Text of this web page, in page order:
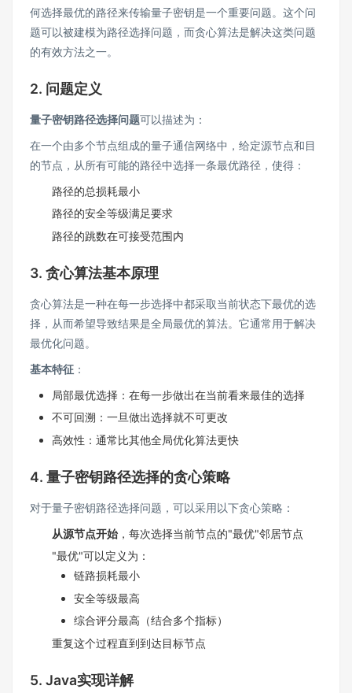
何选择最优的路径来传输量子密钥是一个重要问题。这个问
题可以被建模为路径选择问题，而贪心算法是解决这类问题
的有效方法之一。
2. 问题定义
量子密钥路径选择问题可以描述为：
在一个由多个节点组成的量子通信网络中，给定源节点和目
的节点，从所有可能的路径中选择一条最优路径，使得：
路径的总损耗最小
路径的安全等级满足要求
路径的跳数在可接受范围内
3. 贪心算法基本原理
贪心算法是一种在每一步选择中都采取当前状态下最优的选
择，从而希望导致结果是全局最优的算法。它通常用于解决
最优化问题。
基本特征 ：
局部最优选择：在每一步做出在当前看来最佳的选择
不可回溯：一旦做出选择就不可更改
高效性：通常比其他全局优化算法更快
4. 量子密钥路径选择的贪心策略
对于量子密钥路径选择问题，可以采用以下贪心策略：
从源节点开始 ，每次选择当前节点的"最优"邻居节点
"最优"可以定义为：
链路损耗最小
安全等级最高
综合评分最高（结合多个指标）
重复这个过程直到到达目标节点
5. Java实现详解